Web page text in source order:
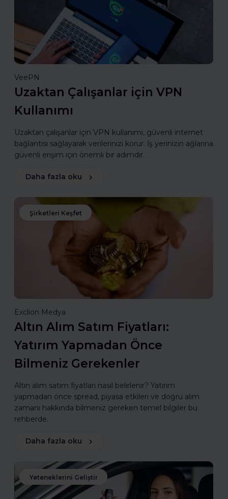
VeePN
Uzaktan Çalışanlar için VPN
Kullanımı
Uzaktan çalışanlar için VPN kullanımı, güvenli internet
bağlantısı sağlayarak verilerinizi korur. İş yerinizin ağlarına
güvenli erişim için önemli bir adımdır.
Daha fazla oku
Şirketleri Keşfet
Exclion Medya
Altın Alım Satım Fiyatları:
Yatırım Yapmadan Önce
Bilmeniz Gerekenler
Altın alım satım fiyatları nasıl belirlenir? Yatırım
yapmadan önce spread, piyasa etkileri ve doğru alım
zamanı hakkında bilmeniz gereken temel bilgiler bu
rehberde.
Daha fazla oku
Yeteneklerini Geliştir